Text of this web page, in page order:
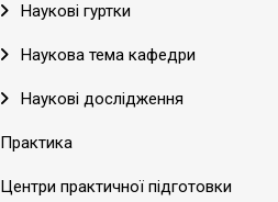
Наукові гуртки
Наукова тема кафедри
Наукові дослідження
Практика
Центри практичної підготовки